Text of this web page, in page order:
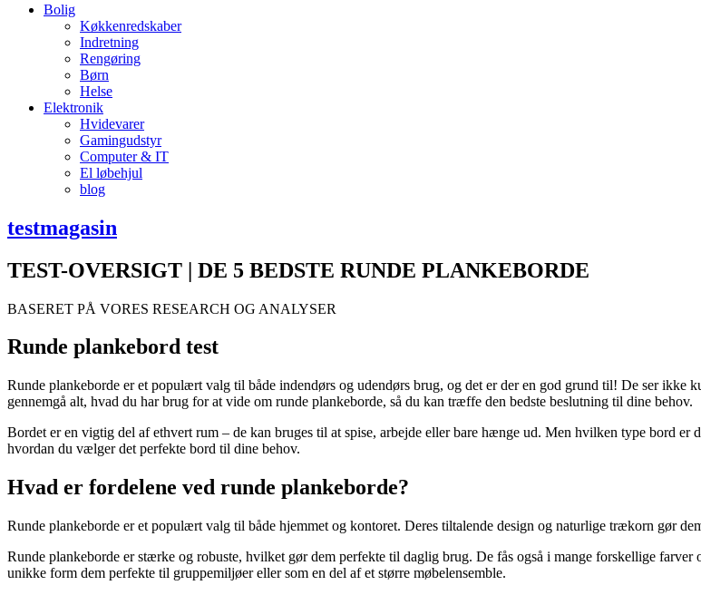
Bolig
Køkkenredskaber
Indretning
Rengøring
Børn
Helse
Elektronik
Hvidevarer
Gamingudstyr
Computer & IT
El løbehjul
blog
testmagasin
TEST-OVERSIGT | DE 5 BEDSTE RUNDE PLANKEBORDE
BASERET PÅ VORES RESEARCH OG ANALYSER
Runde plankebord test
Runde plankeborde er et populært valg til både indendørs og udendørs brug, og det er der en god grund til! De ser ikke
gennemgå alt, hvad du har brug for at vide om runde plankeborde, så du kan træffe den bedste beslutning til dine behov.
Bordet er en vigtig del af ethvert rum – de kan bruges til at spise, arbejde eller bare hænge ud. Men hvilken type bord
hvordan du vælger det perfekte bord til dine behov.
Hvad er fordelene ved runde plankeborde?
Runde plankeborde er et populært valg til både hjemmet og kontoret. Deres tiltalende design og naturlige trækorn gør
Runde plankeborde er stærke og robuste, hvilket gør dem perfekte til daglig brug. De fås også i mange forskellige
unikke form dem perfekte til gruppemiljøer eller som en del af et større møbelensemble.